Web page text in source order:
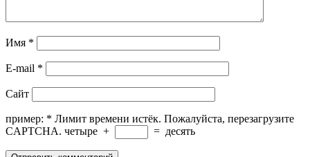
Имя *
E-mail *
Сайт
пример: * Лимит времени истёк. Пожалуйста, перезагрузите
CAPTCHA. четыре + = десять